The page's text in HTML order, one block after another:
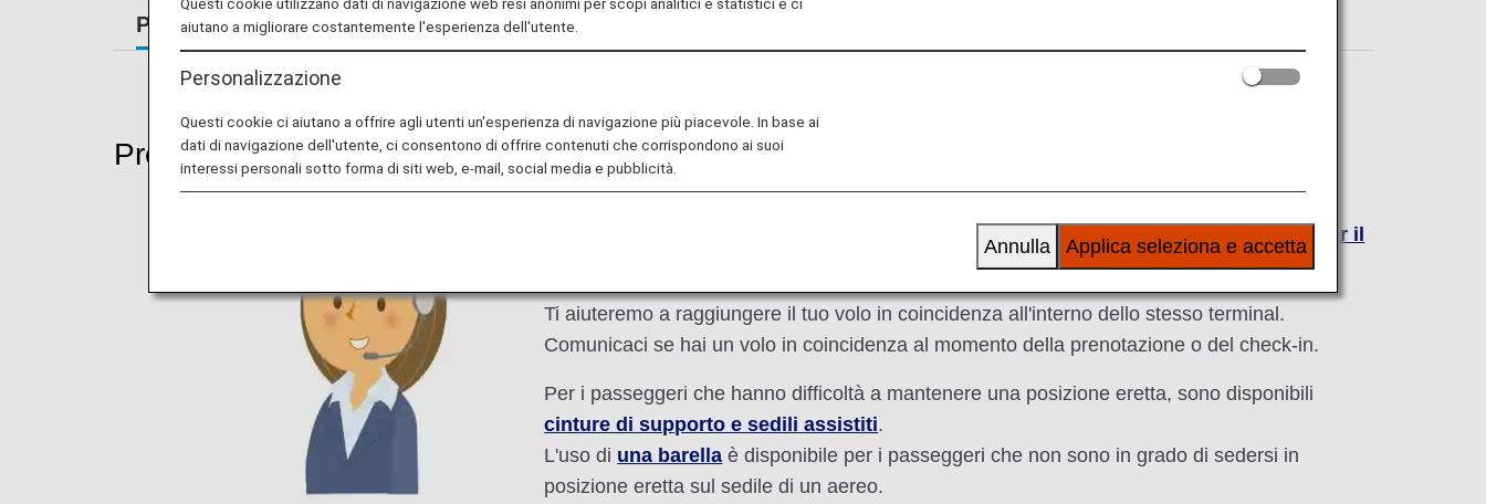
Prenotazioni Imbarco A bordo
Prenotazioni
livello di mobilità e delle specifiche per le sedie a rotelle utilizzando la lista di controllo per il
Ti aiuteremo a raggiungere il tuo volo in coincidenza all'interno dello stesso terminal.
Comunicaci se hai un volo in coincidenza al momento della prenotazione o del check-in.
Per i passeggeri che hanno difficoltà a mantenere una posizione eretta, sono disponibili
cinture di supporto e sedili assistiti.
L'uso di una barella è disponibile per i passeggeri che non sono in grado di sedersi in
posizione eretta sul sedile di un aereo.
aiutano a migliorare costantemente l'esperienza dell'utente.
Personalizzazione
Questi cookie ci aiutano a offrire agli utenti un'esperienza di navigazione più piacevole. In base ai
dati di navigazione dell'utente, ci consentono di offrire contenuti che corrispondono ai suoi
interessi personali sotto forma di siti web, e-mail, social media e pubblicità.
Applica seleziona e accetta
Annulla